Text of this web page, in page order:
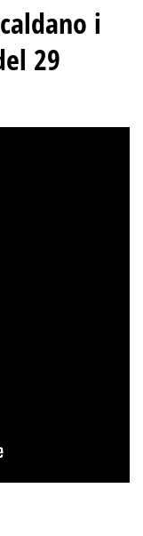
i
29